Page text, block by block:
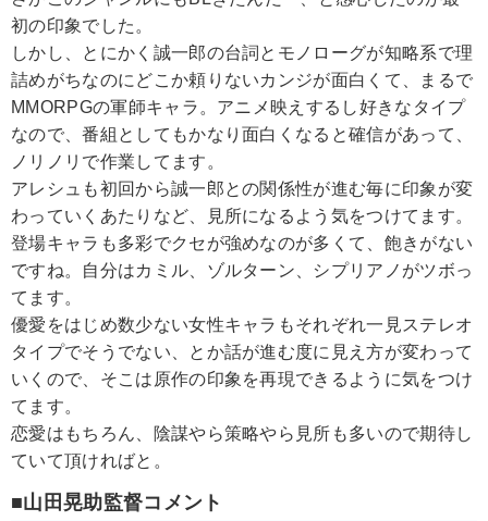
初の印象でした。
しかし、とにかく誠一郎の台詞とモノローグが知略系で理
詰めがちなのにどこか頼りないカンジが面白くて、まるで
MMORPGの軍師キャラ。アニメ映えするし好きなタイプ
なので、番組としてもかなり面白くなると確信があって、
ノリノリで作業してます。
アレシュも初回から誠一郎との関係性が進む毎に印象が変
わっていくあたりなど、見所になるよう気をつけてます。
登場キャラも多彩でクセが強めなのが多くて、飽きがない
ですね。自分はカミル、ゾルターン、シプリアノがツボっ
てます。
優愛をはじめ数少ない女性キャラもそれぞれ一見ステレオ
タイプでそうでない、とか話が進む度に見え方が変わって
いくので、そこは原作の印象を再現できるように気をつけ
てます。
恋愛はもちろん、陰謀やら策略やら見所も多いので期待し
ていて頂ければと。
■山田晃助監督コメント